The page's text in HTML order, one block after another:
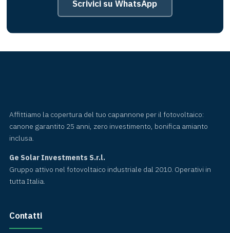
Scrivici su WhatsApp
Affittiamo la copertura del tuo capannone per il fotovoltaico:
canone garantito 25 anni, zero investimento, bonifica amianto
inclusa.
Ge Solar Investments S.r.l.
Gruppo attivo nel fotovoltaico industriale dal 2010. Operativi in
tutta Italia.
Contatti